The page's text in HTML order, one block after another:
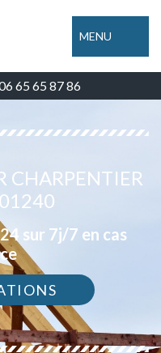
MENU
65 65 87 86
CHARPENTIER
sur 7j/7 en cas